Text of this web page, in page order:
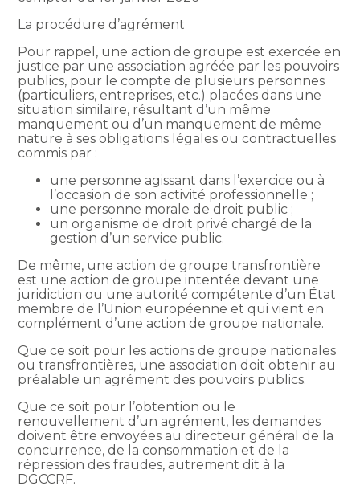
La procédure d’agrément
Pour rappel, une action de groupe est exercée en
justice par une association agréée par les pouvoirs
publics, pour le compte de plusieurs personnes
(particuliers, entreprises, etc.) placées dans une
situation similaire, résultant d’un même
manquement ou d’un manquement de même
nature à ses obligations légales ou contractuelles
commis par :
une personne agissant dans l’exercice ou à
l’occasion de son activité professionnelle ;
une personne morale de droit public ;
un organisme de droit privé chargé de la
gestion d’un service public.
De même, une action de groupe transfrontière
est une action de groupe intentée devant une
juridiction ou une autorité compétente d’un État
membre de l’Union européenne et qui vient en
complément d’une action de groupe nationale.
Que ce soit pour les actions de groupe nationales
ou transfrontières, une association doit obtenir au
préalable un agrément des pouvoirs publics.
Que ce soit pour l’obtention ou le
renouvellement d’un agrément, les demandes
doivent être envoyées au directeur général de la
concurrence, de la consommation et de la
répression des fraudes, autrement dit à la
DGCCRF.